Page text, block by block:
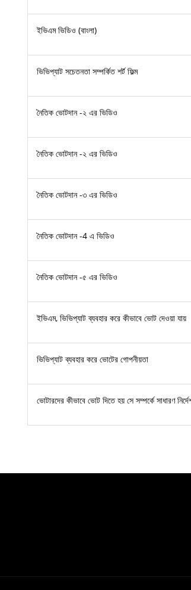
ইভিএম ভিডিও (বাংলা)
ভিভিপ্যাট সচেতনতা সম্পর্কিত শর্ট ফিল্ম
নৈতিক ভোটদান -২ এর ভিডিও
নৈতিক ভোটদান -২ এর ভিডিও
নৈতিক ভোটদান -৩ এর ভিডিও
নৈতিক ভোটদান -4 এ ভিডিও
নৈতিক ভোটদান -৫ এর ভিডিও
ইভিএম, ভিভিপ্যাট ব্যবহার করে কীভাবে ভোট দেওয়া যায়
ভিভিপ্যাট ব্যবহার করে ভোটের গোপনীয়তা
ভোটারদের কীভাবে ভোট দিতে হয় সে সম্পর্কে সাধারণ